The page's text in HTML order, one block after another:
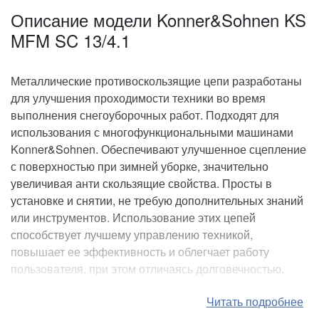
Комплектация
- упаковка;
- гарантийный талон
Производитель оставляет за собой право вносить
изменения в комплектацию или характеристики
модели без уведомления продавца.
Описание модели Konner&Sohnen KS
MFM SC 13/4.1
Металлические противоскользящие цепи разработаны
для улучшения проходимости техники во время
выполнения снегоуборочных работ. Подходят для
использования с многофункциональными машинами
Konner&Sohnen. Обеспечивают улучшенное сцепление
с поверхностью при зимней уборке, значительно
увеличивая анти скользящие свойства. Просты в
установке и снятии, не требую дополнительных знаний
или инструментов. Использование этих цепей
способствует лучшему управлению техникой,
повышает ее эффективность и облегчает работу
пользователя, при этом отличаясь долговечностью.
Читать подробнее